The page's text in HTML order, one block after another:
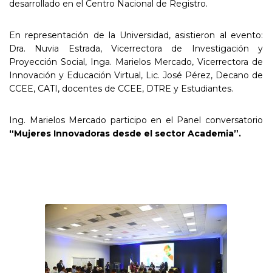
desarrollado en el Centro Nacional de Registro.
En representación de la Universidad, asistieron al evento:
Dra. Nuvia Estrada, Vicerrectora de Investigación y
Proyección Social, Inga. Marielos Mercado, Vicerrectora de
Innovación y Educación Virtual, Lic. José Pérez, Decano de
CCEE, CATI, docentes de CCEE, DTRE y Estudiantes.
Ing. Marielos Mercado participo en el Panel conversatorio
“Mujeres Innovadoras desde el sector Academia”.